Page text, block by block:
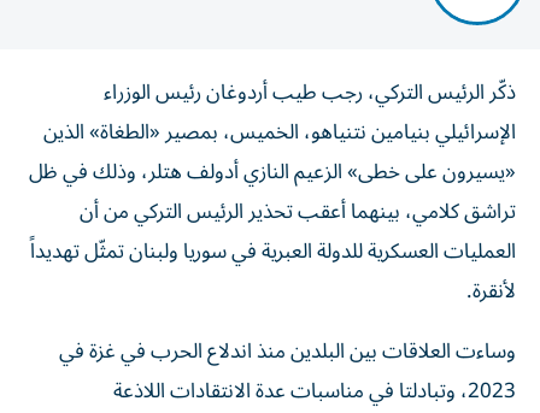
ذكّر الرئيس التركي، رجب طيب أردوغان رئيس الوزراء
الإسرائيلي بنيامين نتنياهو، الخميس، بمصير «الطغاة» الذين
«يسيرون على خطى» الزعيم النازي أدولف هتلر، وذلك في ظل
تراشق كلامي، بينهما أعقب تحذير الرئيس التركي من أن
العمليات العسكرية للدولة العبرية في سوريا ولبنان تمثّل تهديداً
لأنقرة.
وساءت العلاقات بين البلدين منذ اندلاع الحرب في غزة في
2023، وتبادلتا في مناسبات عدة الانتقادات اللاذعة